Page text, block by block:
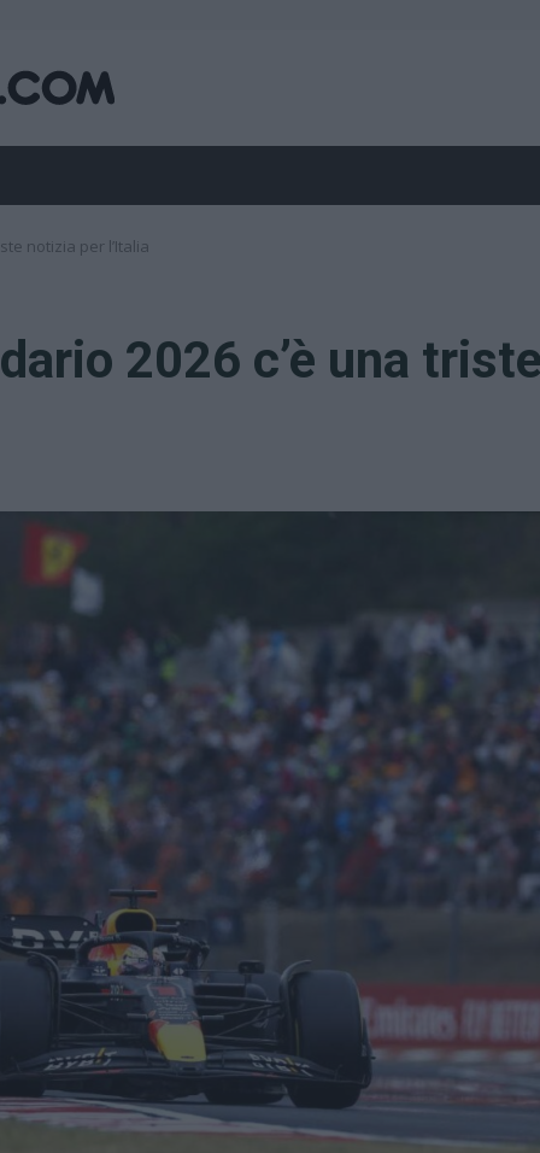
notizia per l’Italia
2026 c’è una